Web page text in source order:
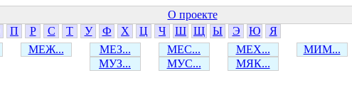
О проекте
П Р С Т У Ф Х Ц Ч Ш Щ Ы Э Ю
Я
МЕЖ... МЕЗ... МЕС... МЕХ... МИМ...
МУЗ...
МУС... МЯК...